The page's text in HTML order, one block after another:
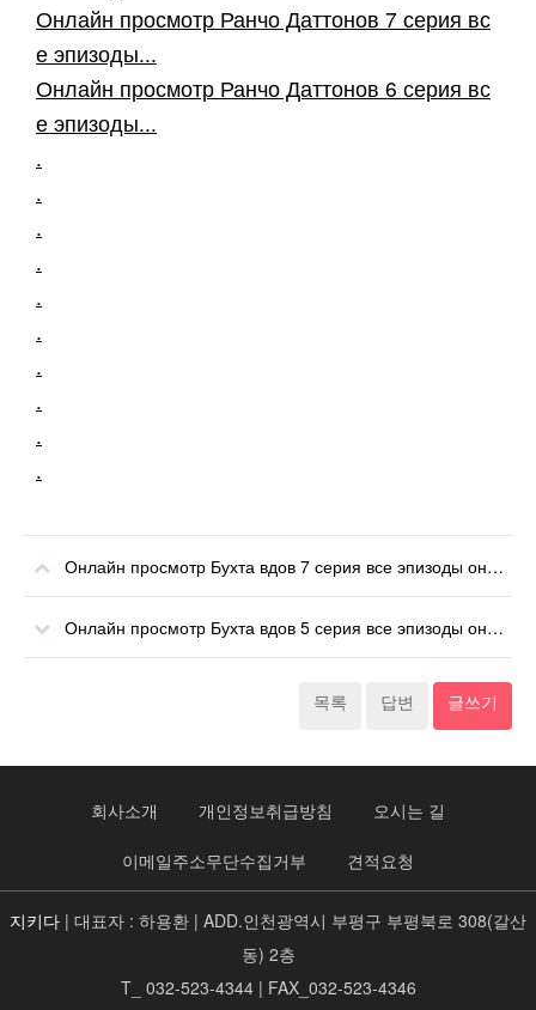
Онлайн просмотр Ранчо Даттонов 7 серия вс
е эпизоды...
Онлайн просмотр Ранчо Даттонов 6 серия вс
е эпизоды...
.
.
.
.
.
.
.
.
.
.
Онлайн просмотр Бухта вдов 7 серия все эпизоды онлайн
Онлайн просмотр Бухта вдов 5 серия все эпизоды онлайн
목록 답변 글쓰기
회사소개 개인정보취급방침 오시는 길
이메일주소무단수집거부 견적요청
지키다 | 대표자 : 하용환 | ADD.인천광역시 부평구 부평북로 308(갈산
동) 2층
T_ 032-523-4344 | FAX_032-523-4346